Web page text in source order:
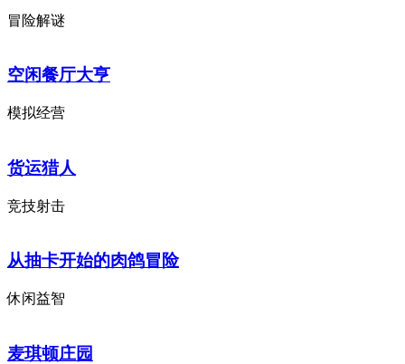
冒险解谜
空闲餐厅大亨
模拟经营
货运猎人
竞技射击
从抽卡开始的肉鸽冒险
休闲益智
麦琪顿庄园